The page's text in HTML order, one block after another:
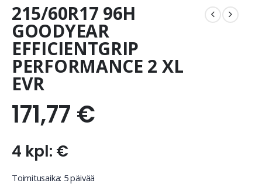
215/60R17 96H
GOODYEAR
EFFICIENTGRIP
PERFORMANCE 2 XL
EVR
171,77 €
4 kpl: €
Toimitusaika: 5 päivää